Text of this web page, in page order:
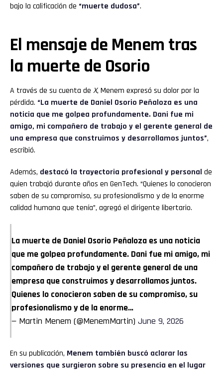
bajo la calificación de “muerte dudosa”.
El mensaje de Menem tras
la muerte de Osorio
A través de su cuenta de X, Menem expresó su dolor por la
pérdida. “La muerte de Daniel Osorio Peñaloza es una
noticia que me golpea profundamente. Dani fue mi
amigo, mi compañero de trabajo y el gerente general de
una empresa que construimos y desarrollamos juntos”,
escribió.
Además, destacó la trayectoria profesional y personal de
quien trabajó durante años en GenTech. “Quienes lo conocieron
saben de su compromiso, su profesionalismo y de la enorme
calidad humana que tenía”, agregó el dirigente libertario.
La muerte de Daniel Osorio Peñaloza es una noticia
que me golpea profundamente. Dani fue mi amigo, mi
compañero de trabajo y el gerente general de una
empresa que construimos y desarrollamos juntos.
Quienes lo conocieron saben de su compromiso, su
profesionalismo y de la enorme…
— Martin Menem (@MenemMartin) June 9, 2026
En su publicación, Menem también buscó aclarar las
versiones que surgieron sobre su presencia en el lugar